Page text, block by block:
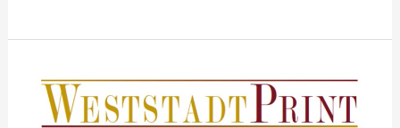
und
gefördert